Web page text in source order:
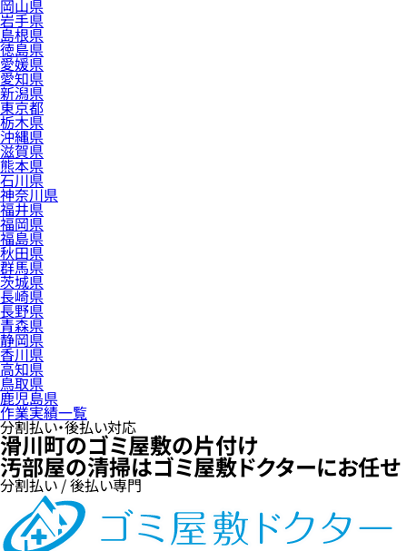
岡山県
岩手県
島根県
徳島県
愛媛県
愛知県
新潟県
東京都
栃木県
沖縄県
滋賀県
熊本県
石川県
神奈川県
福井県
福岡県
福島県
秋田県
群馬県
茨城県
長崎県
長野県
青森県
静岡県
香川県
高知県
鳥取県
鹿児島県
作業実績一覧
分割払い・後払い対応
滑川町のゴミ屋敷の片付け
汚部屋の清掃はゴミ屋敷ドクターにお任せ
分割払い / 後払い専門